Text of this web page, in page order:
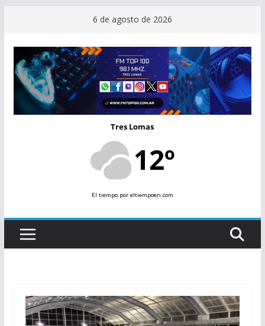
contenido
6 de agosto de 2026
Tres Lomas
12º
El tiempopor eltiempoen.com